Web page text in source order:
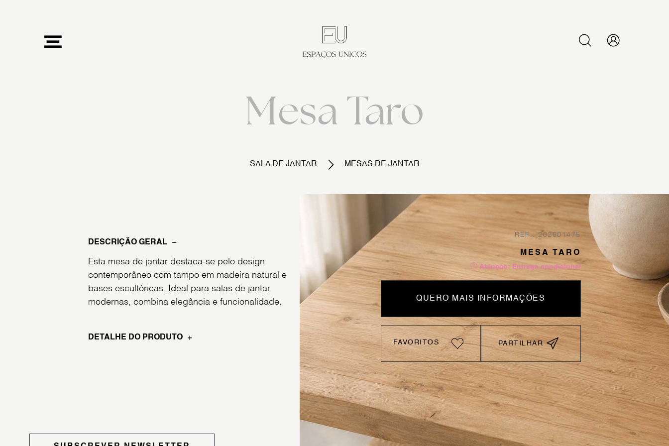
Mesa Taro
SALA DE JANTAR MESAS DE JANTAR
DESCRIÇÃO GERAL
Esta mesa de jantar destaca-se pelo design
contemporâneo com tampo em madeira natural e
bases escultóricas. Ideal para salas de jantar
modernas, combina elegância e funcionalidade.
DETALHE DO PRODUTO
REF.: 202601475
MESA TARO
Atenção: Entrega condicional
QUERO MAIS INFORMAÇÕES
FAVORITOS PARTILHAR